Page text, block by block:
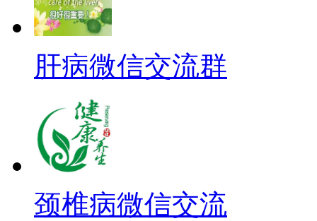
肝病微信交流群
颈椎病微信交流